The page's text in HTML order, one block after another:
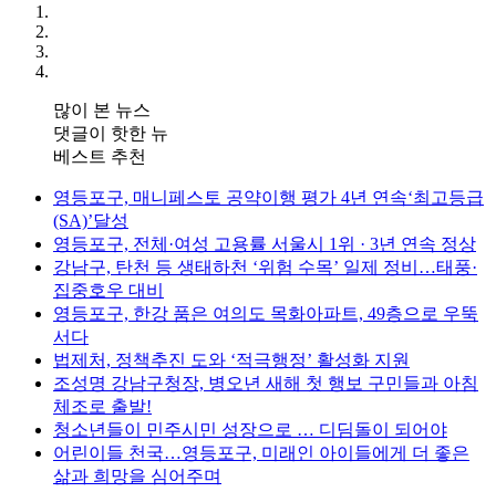
많이 본 뉴스
댓글이 핫한 뉴
베스트 추천
영등포구, 매니페스토 공약이행 평가 4년 연속‘최고등급
(SA)’달성
영등포구, 전체·여성 고용률 서울시 1위 · 3년 연속 정상
강남구, 탄천 등 생태하천 ‘위험 수목’ 일제 정비…태풍·
집중호우 대비
영등포구, 한강 품은 여의도 목화아파트, 49층으로 우뚝
서다
법제처, 정책추진 도와 ‘적극행정’ 활성화 지원
조성명 강남구청장, 병오년 새해 첫 행보 구민들과 아침
체조로 출발!
청소년들이 민주시민 성장으로 … 디딤돌이 되어야
어린이들 천국…영등포구, 미래인 아이들에게 더 좋은
삶과 희망을 심어주며